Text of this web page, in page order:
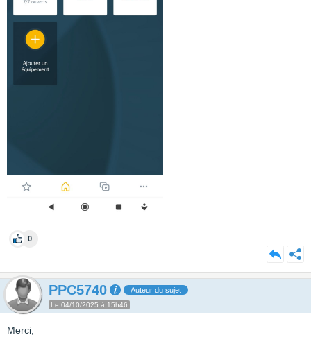
0
PPC5740 Auteur du sujet
Le 04/10/2025 à 15h46
Merci,